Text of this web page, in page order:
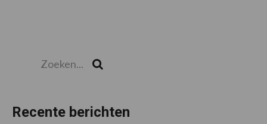
Recente berichten